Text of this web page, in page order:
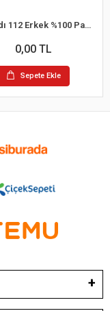
Namaldı 112 Erkek %100 Pamuk Atlet S 6'lı Paket
0,00 TL
Sepete Ekle